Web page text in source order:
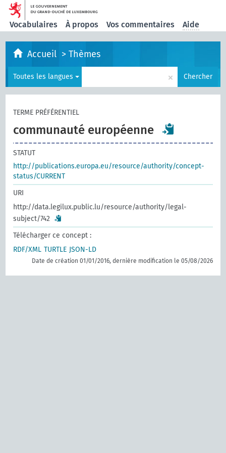
Vocabulaires À propos Vos commentaires Aide
Accueil >Thèmes
Toutes les langues × Chercher
TERME PRÉFÉRENTIEL
communauté européenne
STATUT
http://publications.europa.eu/resource/authority/concept-
status/CURRENT
URI
http://data.legilux.public.lu/resource/authority/legal-
subject/742
Télécharger ce concept :
RDF/XML TURTLE JSON-LD
Date de création 01/01/2016, dernière modification le 05/08/2026